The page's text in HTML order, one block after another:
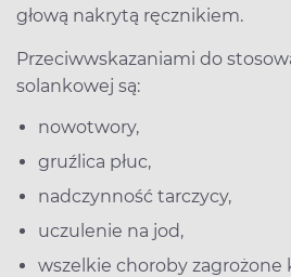
głową nakrytą ręcznikiem.
Przeciwwskazaniami do
solankowej są:
nowotwory,
gruźlica płuc,
nadczynność tarczycy,
uczulenie na jod,
wszelkie choroby